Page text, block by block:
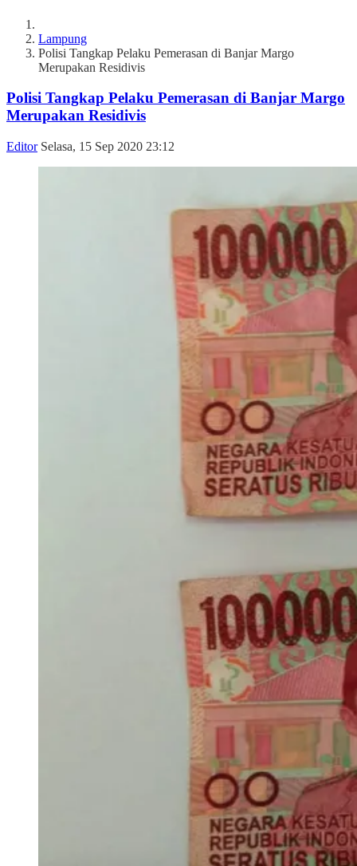
Lampung
Polisi Tangkap Pelaku Pemerasan di Banjar Margo
Merupakan Residivis
Polisi Tangkap Pelaku Pemerasan di Banjar Margo
Merupakan Residivis
Editor Selasa, 15 Sep 2020 23:12